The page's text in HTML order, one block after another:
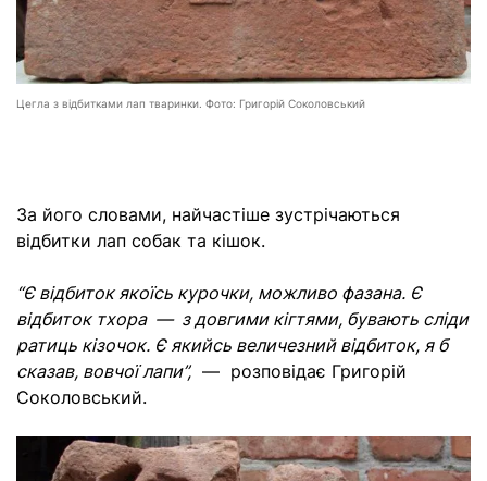
Цегла з відбитками лап тваринки. Фото: Григорій Соколовський
За його словами, найчастіше зустрічаються
відбитки лап собак та кішок.
“Є відбиток якоїсь курочки, можливо фазана. Є
відбиток тхора — з довгими кігтями, бувають сліди
ратиць кізочок. Є якийсь величезний відбиток, я б
сказав, вовчої лапи”, — розповідає Григорій
Соколовський.